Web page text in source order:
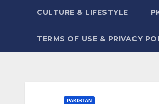
CULTURE & LIFESTYLE
TERMS OF USE & PRIVACY
PAKISTAN